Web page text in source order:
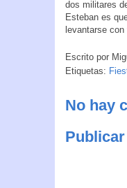
dos militares
Esteban es
levantarse
Escrito por
Etiquetas:
No hay